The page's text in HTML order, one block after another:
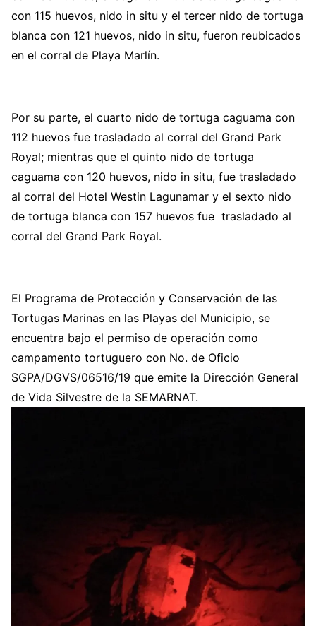
con 115 huevos, nido in situ y el tercer nido de tortuga
blanca con 121 huevos, nido in situ, fueron reubicados
en el corral de Playa Marlín.
Por su parte, el cuarto nido de tortuga caguama con
112 huevos fue trasladado al corral del Grand Park
Royal; mientras que el quinto nido de tortuga
caguama con 120 huevos, nido in situ, fue trasladado
al corral del Hotel Westin Lagunamar y el sexto nido
de tortuga blanca con 157 huevos fue trasladado al
corral del Grand Park Royal.
El Programa de Protección y Conservación de las
Tortugas Marinas en las Playas del Municipio, se
encuentra bajo el permiso de operación como
campamento tortuguero con No. de Oficio
SGPA/DGVS/06516/19 que emite la Dirección General
de Vida Silvestre de la SEMARNAT.